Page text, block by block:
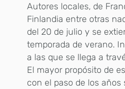
Autores locales, de
Finlandia entre otras
del 20 de julio y se
temporada de verano.
a las que se llega a
El mayor propósito de
con el paso de los